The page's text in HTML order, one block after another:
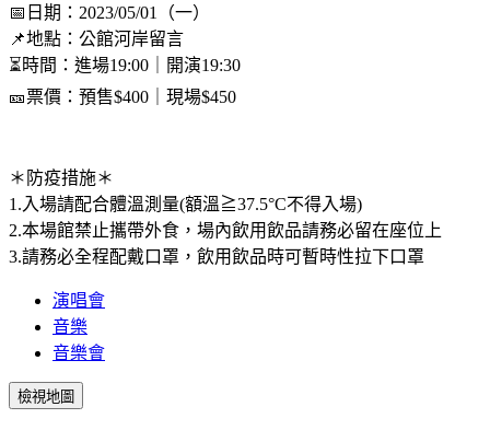
📅日期：2023/05/01（一）
📌地點：公館河岸留言
⏳時間：進場19:00｜開演19:30
🎫票價：預售$400｜現場$450
＊防疫措施＊
1.入場請配合體溫測量(額溫≧37.5°C不得入場)
2.本場館禁止攜帶外食，場內飲用飲品請務必留在座位上
3.請務必全程配戴口罩，飲用飲品時可暫時性拉下口罩
演唱會
音樂
音樂會
檢視地圖